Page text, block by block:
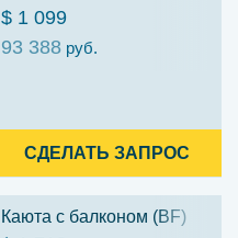
$ 1 099
93 388 руб.
СДЕЛАТЬ ЗАПРОС
Каюта с балконом (BF)